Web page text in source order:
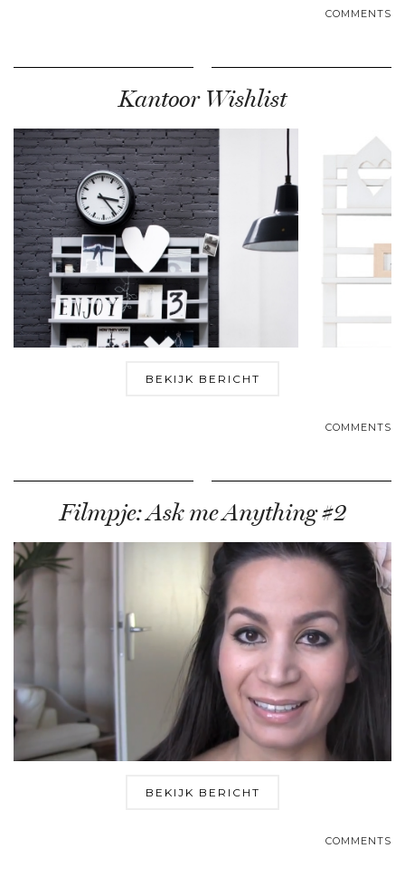
COMMENTS
Kantoor Wishlist
BEKIJK BERICHT
COMMENTS
Filmpje: Ask me Anything #2
BEKIJK BERICHT
COMMENTS